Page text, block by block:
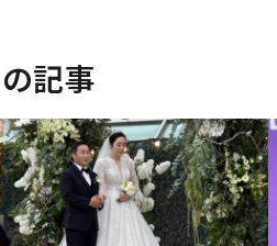
の記事